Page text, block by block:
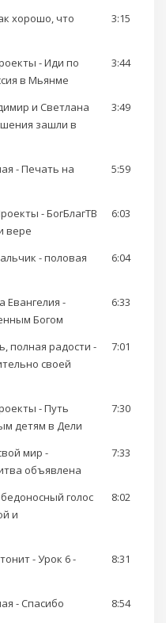
хорошо, что
3:15
- Иди по
в Мьянме
3:44
и Светлана
зашли в
3:49
- Печать на
5:59
- БогБлагТВ
вере
6:03
- половая
6:04
Евангелия -
Богом
6:33
полная радости -
своей
7:01
- Путь
детям в Дели
7:30
мир -
объявлена
7:33
голос
и
8:02
- Урок 6 -
8:31
- Спасибо
8:54